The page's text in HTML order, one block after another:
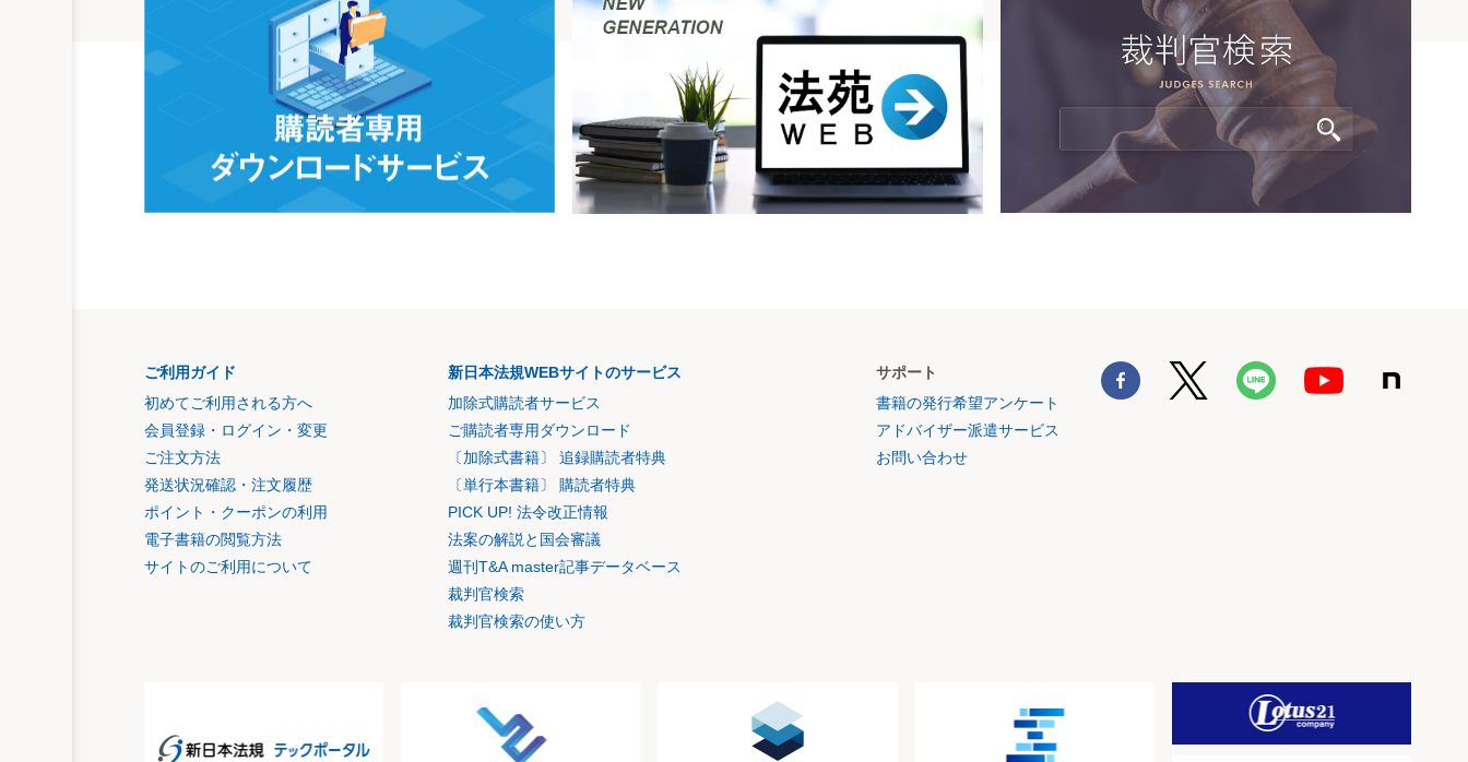
ご利用ガイド
初めてご利用される方へ
会員登録・ログイン・変更
ご注文方法
発送状況確認・注文履歴
ポイント・クーポンの利用
電子書籍の閲覧方法
サイトのご利用について
新日本法規WEBサイトのサービス
加除式購読者サービス
ご購読者専用ダウンロード
〔加除式書籍〕 追録購読者特典
〔単行本書籍〕 購読者特典
PICK UP! 法令改正情報
法案の解説と国会審議
週刊T&A master記事データベース
裁判官検索
裁判官検索の使い方
サポート
書籍の発行希望アンケート
アドバイザー派遣サービス
お問い合わせ